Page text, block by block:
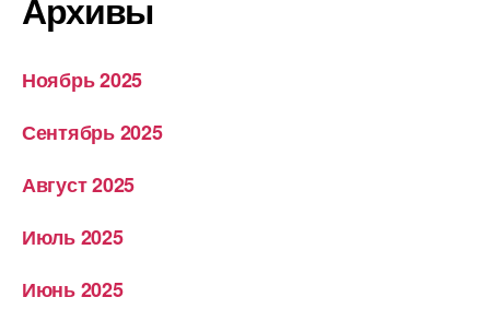
Архивы
Ноябрь 2025
Сентябрь 2025
Август 2025
Июль 2025
Июнь 2025